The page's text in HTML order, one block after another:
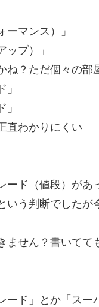
ーマンス）」
ップ）」
ね？ただ個々の部
」
」
直わかりにくい
ード（値段）が
いう判断でしたが
ません？書いてて
ード」とか「スー